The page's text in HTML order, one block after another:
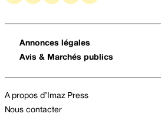
Annonces légales
Avis & Marchés publics
A propos d’Imaz Press
Nous contacter